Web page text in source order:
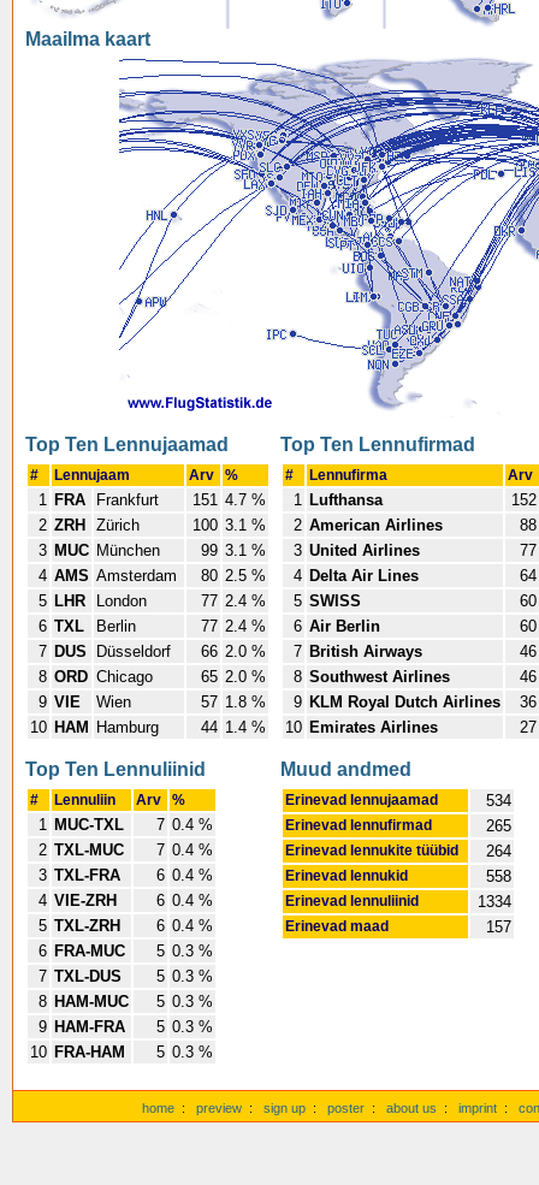
Maailma kaart
Top Ten Lennujaamad
# Lennujaam Arv %
1 FRA Frankfurt 151 4.7 %
2 ZRH Zürich 100 3.1 %
3 MUC München 99 3.1 %
4 AMS Amsterdam 80 2.5 %
5 LHR London 77 2.4 %
6 TXL Berlin 77 2.4 %
7 DUS Düsseldorf 66 2.0 %
8 ORD Chicago 65 2.0 %
9 VIE Wien 57 1.8 %
10 HAM Hamburg 44 1.4 %
Top Ten Lennufirmad
# Lennufirma Arv
1 Lufthansa
152
2 American Airlines
88
3 United Airlines
77
4 Delta Air Lines
64
5 SWISS
60
6 Air Berlin
60
7 British Airways
46
8 Southwest Airlines
46
9 KLM Royal Dutch Airlines
36
10 Emirates Airlines 27
Top Ten Lennuliinid
# Lennuliin Arv %
1 MUC-TXL 7 0.4 %
2 TXL-MUC 7 0.4 %
3 TXL-FRA 6 0.4 %
4 VIE-ZRH 6 0.4 %
5 TXL-ZRH 6 0.4 %
6 FRA-MUC 5 0.3 %
7 TXL-DUS 5 0.3 %
8 HAM-MUC 5 0.3 %
9 HAM-FRA 5 0.3 %
10 FRA-HAM 5 0.3 %
Muud andmed
Erinevad lennujaamad 534
Erinevad lennufirmad 265
Erinevad lennukite tüübid 264
Erinevad lennukid 558
Erinevad lennuliinid 1334
Erinevad maad 157
home : preview : sign up : poster : about us : imprint :